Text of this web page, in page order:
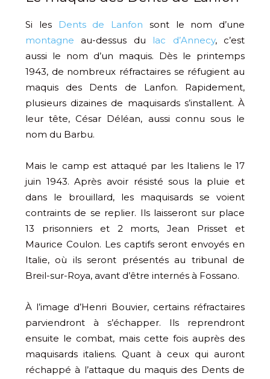
Si les Dents de Lanfon sont le nom d’une
montagne au-dessus du lac d’Annecy, c’est
aussi le nom d’un maquis. Dès le printemps
1943, de nombreux réfractaires se réfugient au
maquis des Dents de Lanfon. Rapidement,
plusieurs dizaines de maquisards s’installent. À
leur tête, César Déléan, aussi connu sous le
nom du Barbu.
Mais le camp est attaqué par les Italiens le 17
juin 1943. Après avoir résisté sous la pluie et
dans le brouillard, les maquisards se voient
contraints de se replier. Ils laisseront sur place
13 prisonniers et 2 morts, Jean Prisset et
Maurice Coulon. Les captifs seront envoyés en
Italie, où ils seront présentés au tribunal de
Breil-sur-Roya, avant d’être internés à Fossano.
À l’image d’Henri Bouvier, certains réfractaires
parviendront à s’échapper. Ils reprendront
ensuite le combat, mais cette fois auprès des
maquisards italiens. Quant à ceux qui auront
réchappé à l’attaque du maquis des Dents de